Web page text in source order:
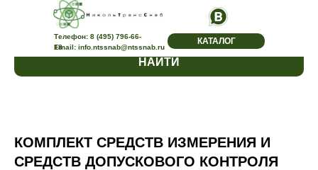
КАТАЛОГ
Телефон: 8 (495) 796-66-
18
Email: info.ntssnab@ntssnab.ru
НАЙТИ
КОМПЛЕКТ СРЕДСТВ ИЗМЕРЕНИЯ И
СРЕДСТВ ДОПУСКОВОГО КОНТРОЛЯ